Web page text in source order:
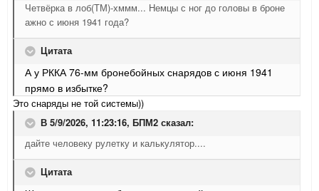
Четвёрка в лоб(ТМ)-хммм... Немцы с ног до головы в броне
ажно с июня 1941 года?
Цитата
А у РККА 76-мм бронебойных снарядов с июня 1941
прямо в избытке?
Это снаряды не той системы))
В 5/9/2026, 11:23:16, БПМ2 сказал:
дайте человеку рулетку и калькулятор....
Цитата